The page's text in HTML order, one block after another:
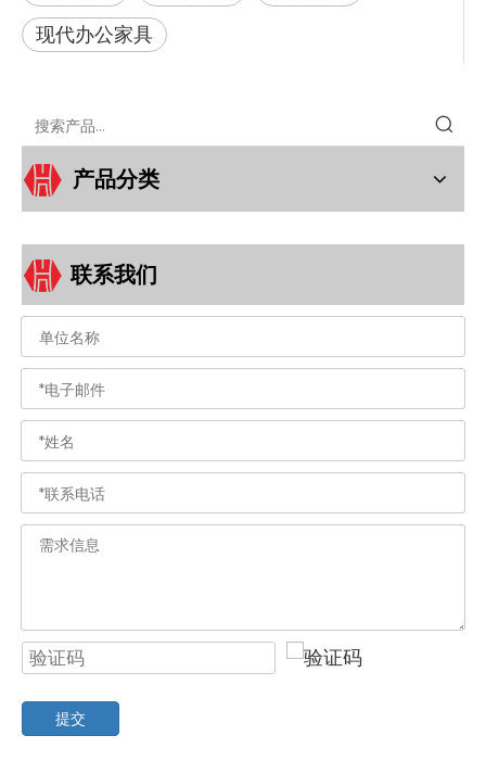
现代办公家具
产品分类
联系我们
提交